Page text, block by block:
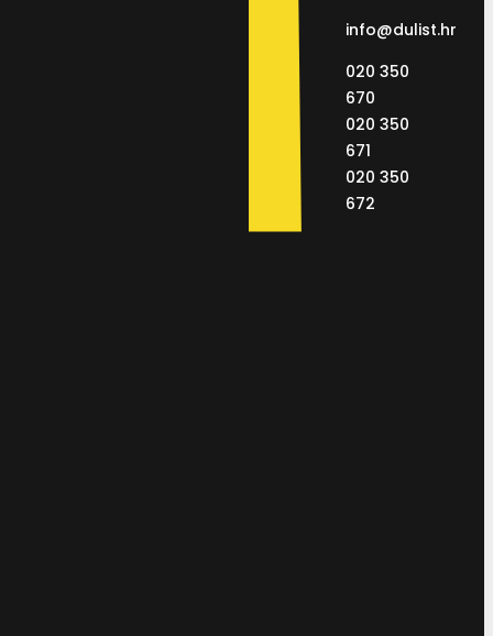
info@dulist.hr
020 350
670
020 350
671
020 350
672